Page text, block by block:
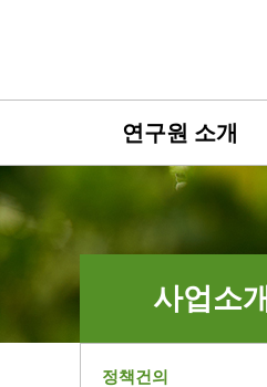
연구원 소개
사업소개
정책건의